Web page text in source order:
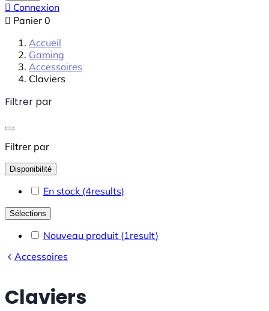
 Connexion
 Panier 0
Accueil
Gaming
Accessoires
Claviers
Filtrer par
Filtrer par
Disponibilité
En stock (4results)
Sélections
Nouveau produit (1result)
Accessoires
Claviers